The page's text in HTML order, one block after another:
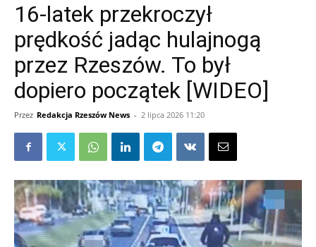
16-latek przekroczył
prędkość jadąc hulajnogą
przez Rzeszów. To był
dopiero początek [WIDEO]
Przez Redakcja Rzeszów News - 2 lipca 2026 11:20